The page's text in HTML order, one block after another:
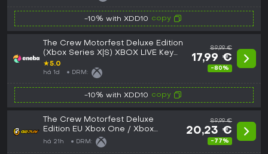
-10% with XDD10 copy
The Crew Motorfest Deluxe Edition
(Xbox Series X|S) XBOX LIVE Key
EUROPE
★5.0
há 1d DRM:
89,99 €
17,99 €
-80%
-10% with XDD10 copy
The Crew Motorfest Deluxe
Edition EU Xbox One / Xbox
Series X|S CD Key
há 21h DRM:
89,99 €
20,23 €
-77%